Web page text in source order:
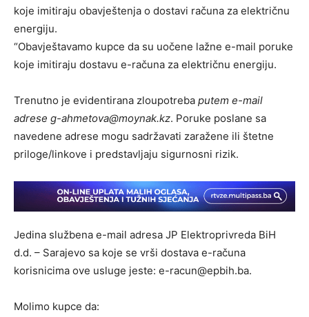
koje imitiraju obavještenja o dostavi računa za električnu
energiju.
“Obavještavamo kupce da su uočene lažne e-mail poruke
koje imitiraju dostavu e-računa za električnu energiju.
Trenutno je evidentirana zloupotreba putem e-mail
adrese g-ahmetova@moynak.kz. Poruke poslane sa
navedene adrese mogu sadržavati zaražene ili štetne
priloge/linkove i predstavljaju sigurnosni rizik.
Jedina službena e-mail adresa JP Elektroprivreda BiH
d.d. – Sarajevo sa koje se vrši dostava e-računa
korisnicima ove usluge jeste: e-racun@epbih.ba.
Molimo kupce da: